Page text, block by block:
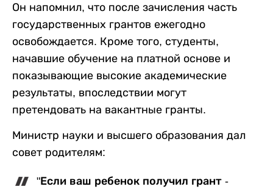
Он напомнил, что после зачисления часть
государственных грантов ежегодно
освобождается. Кроме того, студенты,
начавшие обучение на платной основе и
показывающие высокие академические
результаты, впоследствии могут
претендовать на вакантные гранты.
Министр науки и высшего образования дал
совет родителям:
"Если ваш ребенок получил грант -